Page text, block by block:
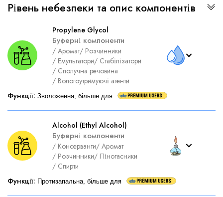
Рівень небезпеки та опис компонентів
Propylene Glycol
Буферні компоненти
/ Аромат/ Розчинники
/ Емульгатори/ Стабілізатори
/ Сполучна речовина
/ Вологоутримуючі агенти
Функції: Зволоження, більше для
Alcohol (Ethyl Alcohol)
Буферні компоненти
/ Консерванти/ Аромат
/ Розчинники/ Піногасники
/ Спирти
Функції: Протизапальна, більше для